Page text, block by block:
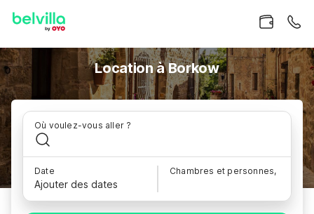
Location à Borkow
Où voulez-vous aller ?
Date
Ajouter des dates
Chambres et personnes,